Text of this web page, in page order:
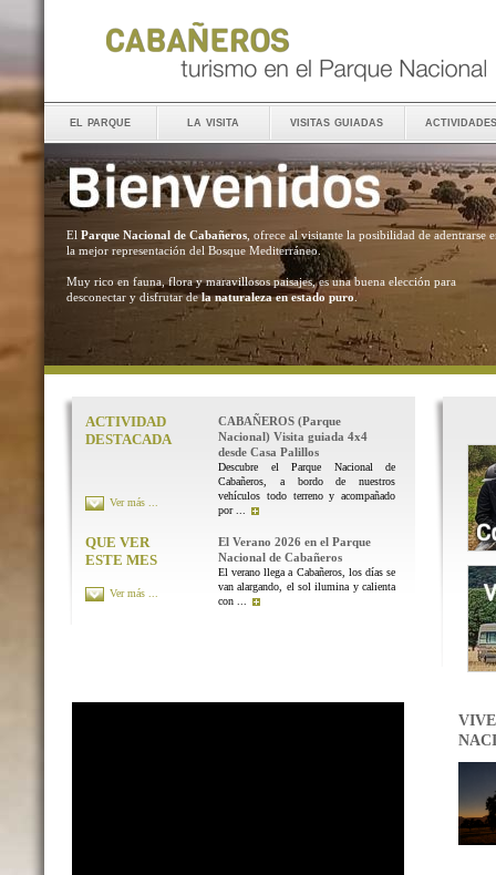
el parque la visita visitas guiadas actividades
El Parque Nacional de Cabañeros , ofrece al visitante la posibilidad de adentrarse
la mejor representación del Bosque Mediterráneo.
Muy rico en fauna, flora y maravillosos paisajes, es una buena elección para
desconectar y disfrutar dela naturaleza en estado puro .
ACTIVIDAD
DESTACADA
CABAÑEROS (Parque
Nacional) Visita guiada 4x4
desde Casa Palillos
Descubre el Parque Nacional de
Cabañeros, a bordo de nuestros
vehículos todo terreno y acompañado
por ...
Ver más ...
QUE VER
ESTE MES
El Verano 2026 en el Parque
Nacional de Cabañeros
El verano llega a Cabañeros, los días se
van alargando, el sol ilumina y calienta
con ...
Ver más ...